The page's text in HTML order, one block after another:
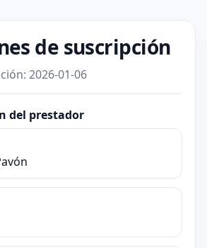
de suscripción
2026-01-06
del prestador